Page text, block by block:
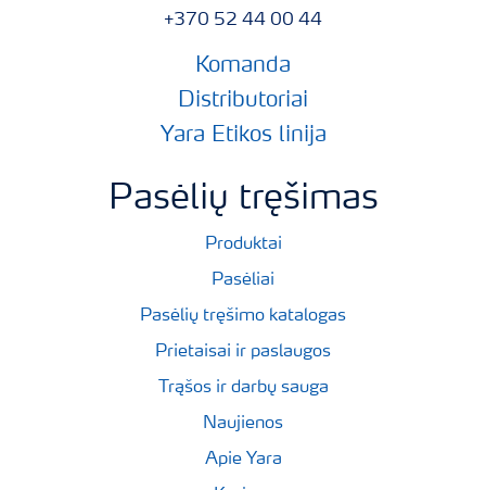
+370 52 44 00 44
Komanda
Distributoriai
Yara Etikos linija
Pasėlių tręšimas
Produktai
Pasėliai
Pasėlių tręšimo katalogas
Prietaisai ir paslaugos
Trąšos ir darbų sauga
Naujienos
Apie Yara